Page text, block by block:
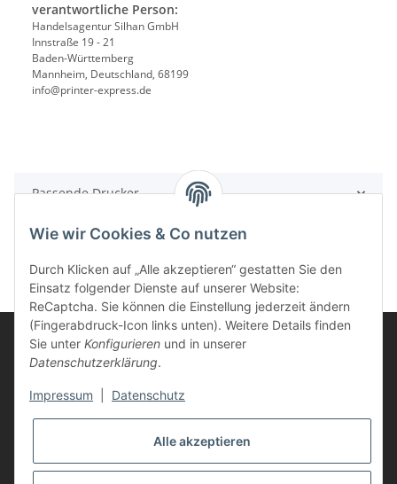
verantwortliche Person:
Handelsagentur Silhan GmbH
Innstraße 19 - 21
Baden-Württemberg
Mannheim, Deutschland, 68199
info@printer-express.de
Passende Drucker
Kunden Service
Wie wir Cookies & Co nutzen
Durch Klicken auf „Alle akzeptieren“ gestatten Sie den
Einsatz folgender Dienste auf unserer Website:
ReCaptcha. Sie können die Einstellung jederzeit ändern
(Fingerabdruck-Icon links unten). Weitere Details finden
Sie unter Konfigurieren und in unserer
Datenschutzerklärung.
Impressum Datenschutz
Alle akzeptieren